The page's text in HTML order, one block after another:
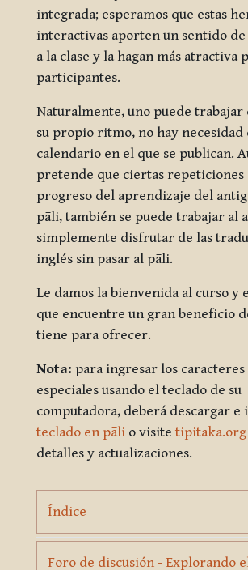
integrada; esperamos que estas
interactivas aporten un sentido
a la clase y la hagan más atractiva
participantes.
Naturalmente, uno puede trabajar
su propio ritmo, no hay necesidad
calendario en el que se publican.
pretende que ciertas repeticiones
progreso del aprendizaje del
pāli, también se puede trabajar al
simplemente disfrutar de las
inglés sin pasar al pāli.
Le damos la bienvenida al curso y
que encuentre un gran beneficio
tiene para ofrecer.
Nota: para ingresar los
especiales usando el teclado de su
computadora, deberá descargar e
teclado en pāli o visite tipitaka.org
detalles y actualizaciones.
ÍndicePage
Foro de discusión - Explorando